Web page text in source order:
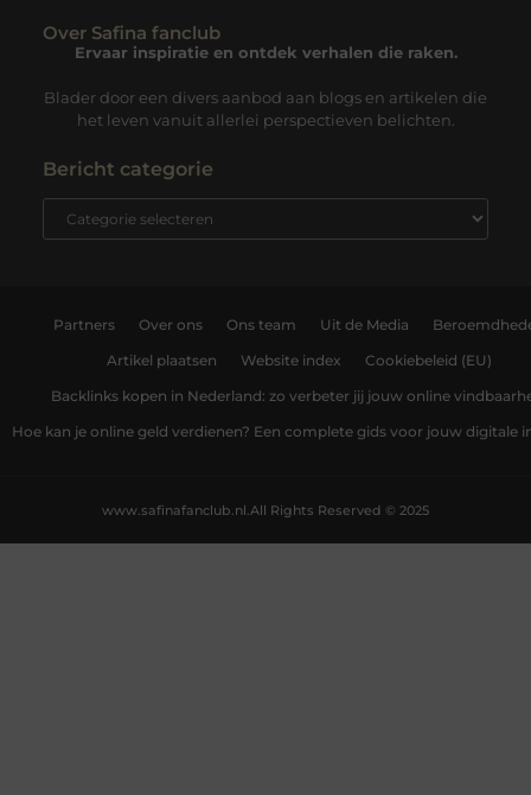
Over Safina fanclub
Ervaar inspiratie en ontdek verhalen die raken.
Blader door een divers aanbod aan blogs en artikelen die
het leven vanuit allerlei perspectieven belichten.
Bericht categorie
Partners Over ons Ons team Uit de Media
Artikel plaatsen Website index Cookiebeleid (EU)
Backlinks kopen in Nederland: zo verbeter jij jouw online
Hoe kan je online geld verdienen? Een complete gids voor jouw digitale
All Rights Reserved © 2025
www.safinafanclub.nl.